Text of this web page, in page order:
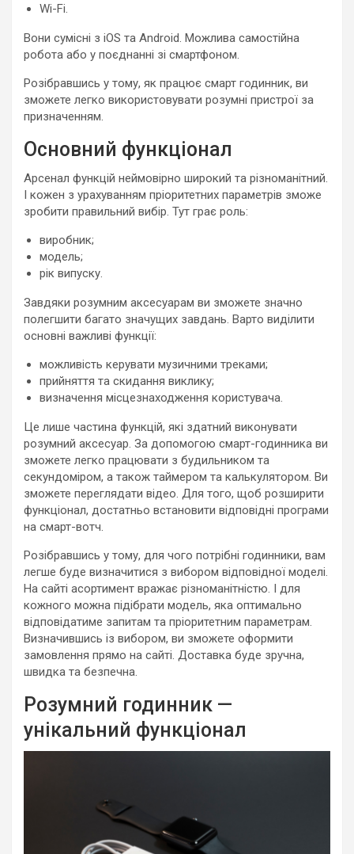
Wi-Fi.
Вони сумісні з iOS та Android. Можлива самостійна
робота або у поєднанні зі смартфоном.
Розібравшись у тому, як працює смарт годинник, ви
зможете легко використовувати розумні пристрої за
призначенням.
Основний функціонал
Арсенал функцій неймовірно широкий та різноманітний.
І кожен з урахуванням пріоритетних параметрів зможе
зробити правильний вибір. Тут грає роль:
виробник;
модель;
рік випуску.
Завдяки розумним аксесуарам ви зможете значно
полегшити багато значущих завдань. Варто виділити
основні важливі функції:
можливість керувати музичними треками;
прийняття та скидання виклику;
визначення місцезнаходження користувача.
Це лише частина функцій, які здатний виконувати
розумний аксесуар. За допомогою смарт-годинника ви
зможете легко працювати з будильником та
секундоміром, а також таймером та калькулятором. Ви
зможете переглядати відео. Для того, щоб розширити
функціонал, достатньо встановити відповідні програми
на смарт-вотч.
Розібравшись у тому, для чого потрібні годинники, вам
легше буде визначитися з вибором відповідної моделі.
На сайті асортимент вражає різноманітністю. І для
кожного можна підібрати модель, яка оптимально
відповідатиме запитам та пріоритетним параметрам.
Визначившись із вибором, ви зможете оформити
замовлення прямо на сайті. Доставка буде зручна,
швидка та безпечна.
Розумний годинник —
унікальний функціонал